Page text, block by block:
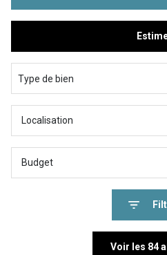
De l'immo pro
Type de bien
Budget
Voir les 84